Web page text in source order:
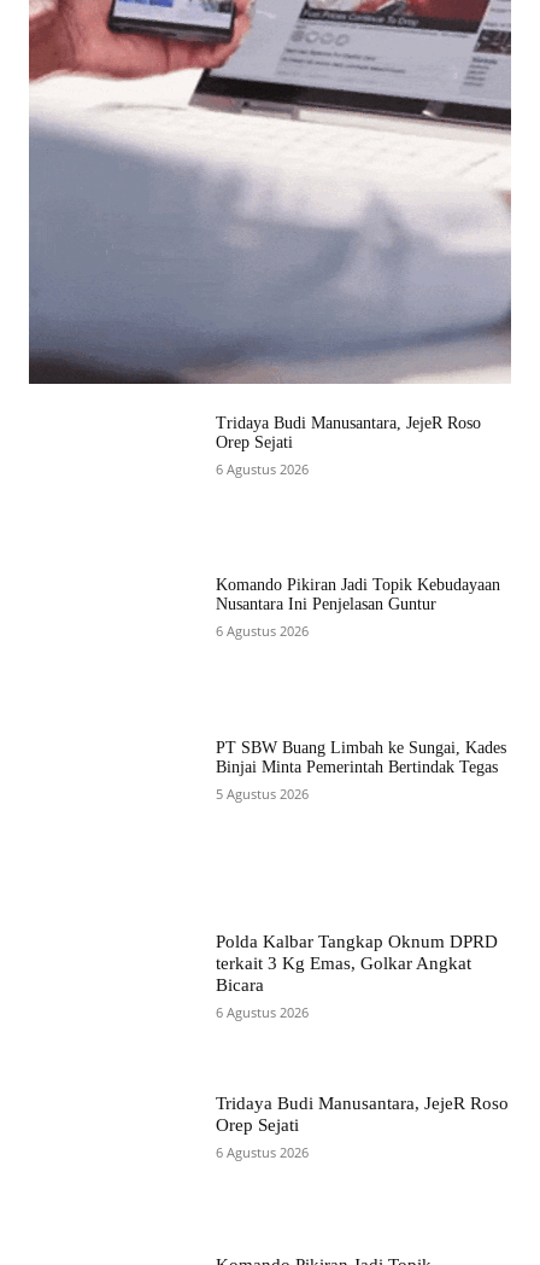
Tridaya Budi Manusantara, JejeR Roso
Orep Sejati
6 Agustus 2026
Komando Pikiran Jadi Topik Kebudayaan
Nusantara Ini Penjelasan Guntur
6 Agustus 2026
PT SBW Buang Limbah ke Sungai, Kades
Binjai Minta Pemerintah Bertindak Tegas
5 Agustus 2026
Polda Kalbar Tangkap Oknum DPRD
terkait 3 Kg Emas, Golkar Angkat
Bicara
6 Agustus 2026
Tridaya Budi Manusantara, JejeR Roso
Orep Sejati
6 Agustus 2026